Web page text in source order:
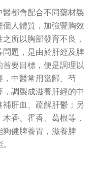
醫都會配合不同藥材製
個人體質，加強豐胸效
所以胸部發育不良，
問題，是由於肝經及脾
要目標，便是調理以
，中醫常用當歸、芍
調製成滋養肝經的中
肝血、疏解肝鬱；另
香、霍香、葛根等，
夠健脾養胃，滋養脾